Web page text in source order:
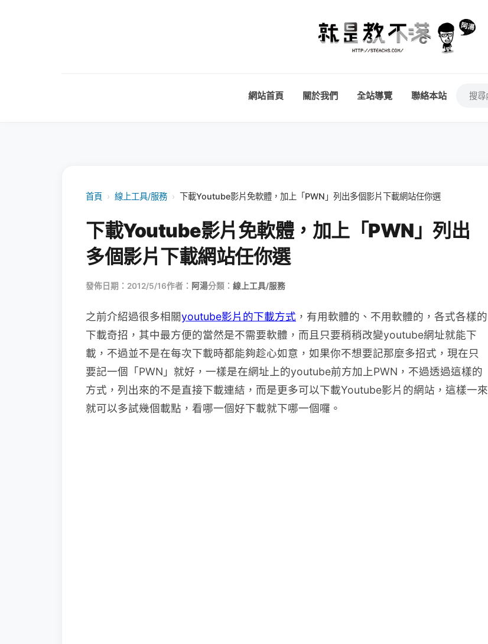
網站首頁 關於我們 全站導覽 聯絡本站
首頁 › 線上工具/服務 › 下載Youtube影片免軟體，加上「PWN」列出多個影片下載網站任你選
下載Youtube影片免軟體，加上「PWN」列出
多個影片下載網站任你選
發佈日期：2012/5/16作者： 阿湯分類： 線上工具/服務
之前介紹過很多相關youtube影片的下載方式 ，有用軟體的、不用軟體的，各式各樣的
下載奇招，其中最方便的當然是不需要軟體，而且只要稍稍改變youtube網址就能下
載，不過並不是在每次下載時都能夠趁心如意，如果你不想要記那麼多招式，現在只
要記一個「PWN」就好，一樣是在網址上的youtube前方加上PWN，不過透過這樣的
方式，列出來的不是直接下載連結，而是更多可以下載Youtube影片的網站，這樣一來
就可以多試幾個載點，看哪一個好下載就下哪一個囉。